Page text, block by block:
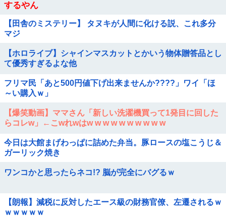
するやん
【田舎のミステリー】 タヌキが人間に化ける説、これ多分
マジ
【ホロライブ】シャインマスカットとかいう物体贈答品とし
て優秀すぎるよな他
フリマ民「あと500円値下げ出来ませんか????」ワイ「ほ
～い購入ｗ」
【爆笑動画】ママさん「新しい洗濯機買って1発目に回した
らコレw」←こwれwはw w w w w w w w w w
今日は大館まげわっぱに詰めた弁当。豚ロースの塩こうじ＆
ガーリック焼き
ワンコかと思ったらネコ!? 脳が完全にバグるｗ
【朗報】減税に反対したエース級の財務官僚、左遷されるｗ
ｗｗｗｗｗ